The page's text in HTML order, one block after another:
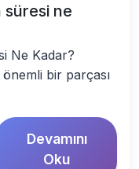
süresi ne
Ne Kadar?
önemli bir parçası
Devamını
Oku